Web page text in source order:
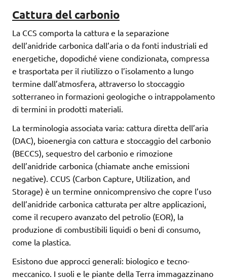
Cattura del carbonio
La CCS comporta la cattura e la separazione
dell’anidride carbonica dall’aria o da fonti industriali ed
energetiche, dopodiché viene condizionata, compressa
e trasportata per il riutilizzo o l’isolamento a lungo
termine dall’atmosfera, attraverso lo stoccaggio
sotterraneo in formazioni geologiche o intrappolamento
di termini in prodotti materiali.
La terminologia associata varia: cattura diretta dell’aria
(DAC), bioenergia con cattura e stoccaggio del carbonio
(BECCS), sequestro del carbonio e rimozione
dell’anidride carbonica (chiamate anche emissioni
negative). CCUS (Carbon Capture, Utilization, and
Storage) è un termine onnicomprensivo che copre l’uso
dell’anidride carbonica catturata per altre applicazioni,
come il recupero avanzato del petrolio (EOR), la
produzione di combustibili liquidi o beni di consumo,
come la plastica.
Esistono due approcci generali: biologico e tecno-
meccanico. I suoli e le piante della Terra immagazzinano